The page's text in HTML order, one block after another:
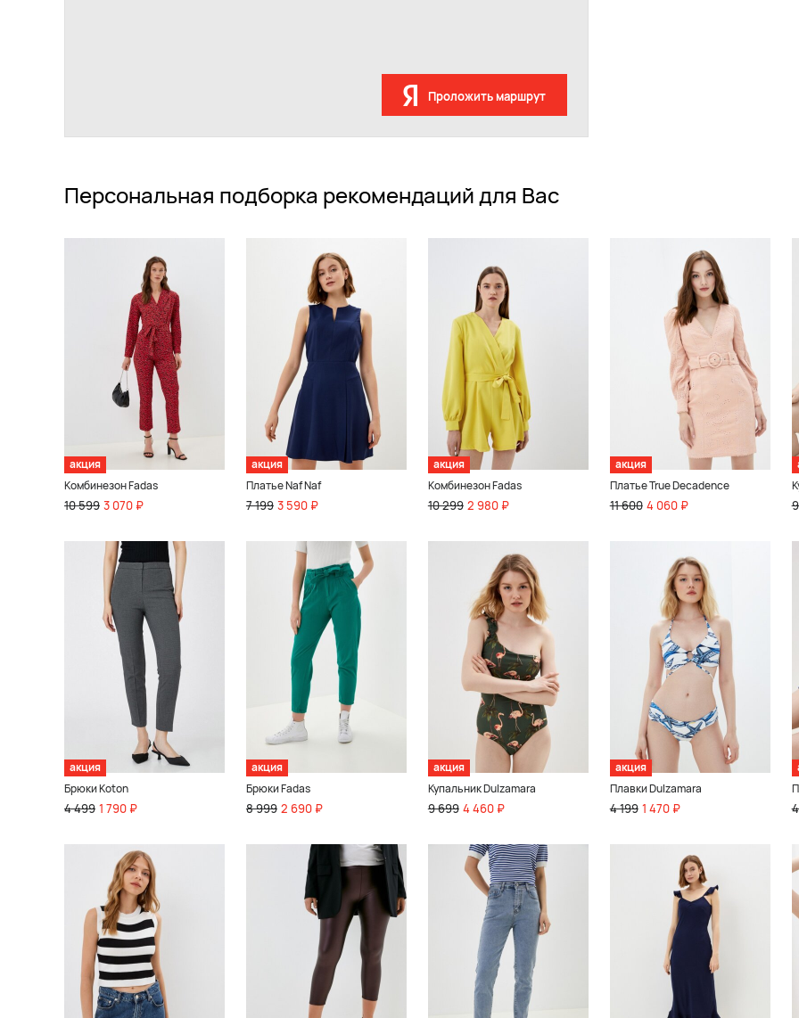
Проложить маршрут
Персональная подборка рекомендаций для Вас
акция
Комбинезон Fadas
10 599 3 070 ₽
акция
Платье Naf Naf
7 199 3 590 ₽
акция
Комбинезон Fadas
10 299 2 980 ₽
акция
Платье True Decadence
11 600 4 060 ₽
акция
Брюки Koton
4 499 1 790 ₽
акция
Брюки Fadas
8 999 2 690 ₽
акция
Купальник Dulzamara
9 699 4 460 ₽
акция
Плавки Dulzamara
4 199 1 470 ₽